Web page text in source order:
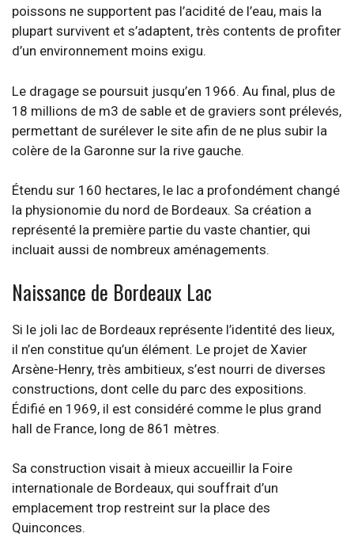
poissons ne supportent pas l’acidité de l’eau, mais la
plupart survivent et s’adaptent, très contents de profiter
d’un environnement moins exigu.
Le dragage se poursuit jusqu’en 1966. Au final, plus de
18 millions de m3 de sable et de graviers sont prélevés,
permettant de surélever le site afin de ne plus subir la
colère de la Garonne sur la rive gauche.
Étendu sur 160 hectares, le lac a profondément changé
la physionomie du nord de Bordeaux. Sa création a
représenté la première partie du vaste chantier, qui
incluait aussi de nombreux aménagements.
Naissance de Bordeaux Lac
Si le joli lac de Bordeaux représente l’identité des lieux,
il n’en constitue qu’un élément. Le projet de Xavier
Arsène-Henry, très ambitieux, s’est nourri de diverses
constructions, dont celle du parc des expositions.
Édifié en 1969, il est considéré comme le plus grand
hall de France, long de 861 mètres.
Sa construction visait à mieux accueillir la Foire
internationale de Bordeaux, qui souffrait d’un
emplacement trop restreint sur la place des
Quinconces.